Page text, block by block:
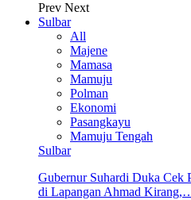
Prev Next
Sulbar
All
Majene
Mamasa
Mamuju
Polman
Ekonomi
Pasangkayu
Mamuju Tengah
Sulbar
Gubernur Suhardi Duka Cek
di Lapangan Ahmad